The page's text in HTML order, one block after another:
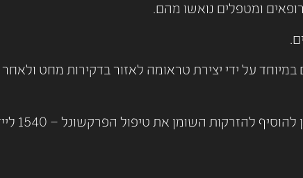
ומטפלים נואשו מהם.
על ידי יצירת טראומה לאזור בדקירות מחט
שיטה זו